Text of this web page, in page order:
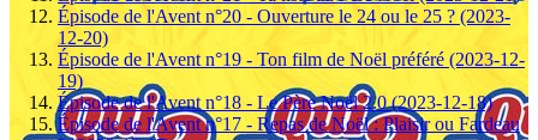
Épisode de l'Avent n°20 - Ouverture le 24 ou le 25 ? (2023-
12-20)
Épisode de l'Avent n°19 - Ton film de Noël préféré (2023-12-
19)
Épisode de l'Avent n°18 - Le Père Noël 2.0 (2023-12-18)
Épisode de l'Avent n°17 - Repas de Noël : Plaisir ou Fardeau